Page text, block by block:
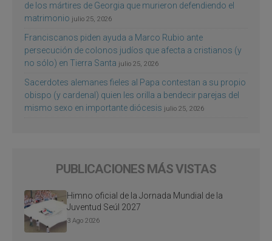
de los mártires de Georgia que murieron defendiendo el
matrimonio julio 25, 2026
Franciscanos piden ayuda a Marco Rubio ante
persecución de colonos judíos que afecta a cristianos (y
no sólo) en Tierra Santa julio 25, 2026
Sacerdotes alemanes fieles al Papa contestan a su propio
obispo (y cardenal) quien les orilla a bendecir parejas del
mismo sexo en importante diócesis julio 25, 2026
PUBLICACIONES MÁS VISTAS
Himno oficial de la Jornada Mundial de la
Juventud Seúl 2027
3 Ago 2026